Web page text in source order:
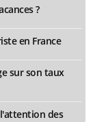
?
en France
sur son taux
des